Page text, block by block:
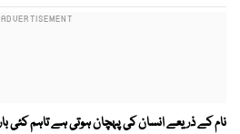
نام کے ذریعے انسان کی پہچان ہوتی ہے تاہم کئی